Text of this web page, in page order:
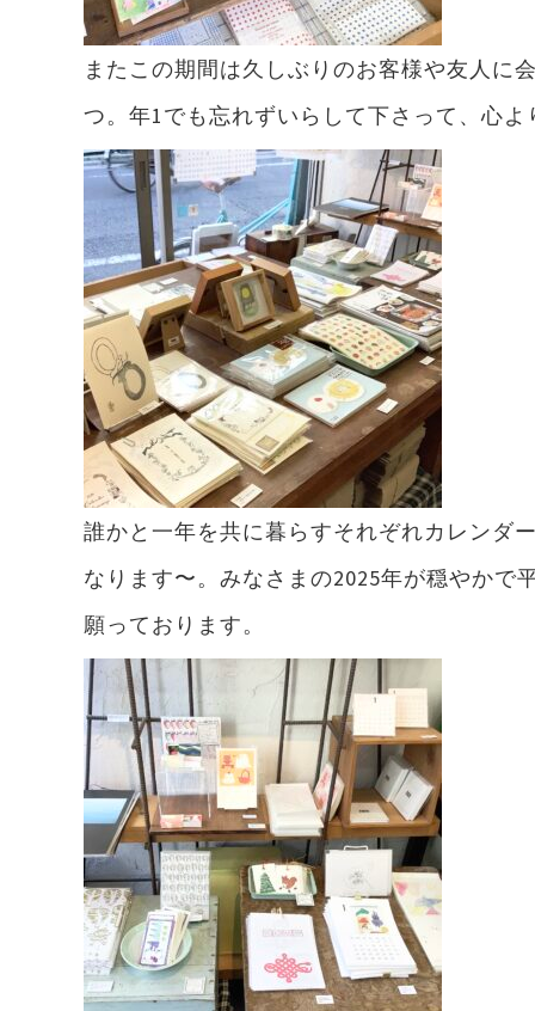
またこの期間は久しぶりのお客様や友人に
つ。年1でも忘れずいらして下さって、心
誰かと一年を共に暮らすそれぞれカレンダ
なります〜。みなさまの2025年が穏やかで
願っております。